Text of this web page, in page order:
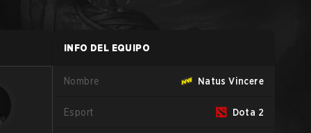
INFO DEL EQUIPO
Nombre Natus Vincere
Esport Dota 2